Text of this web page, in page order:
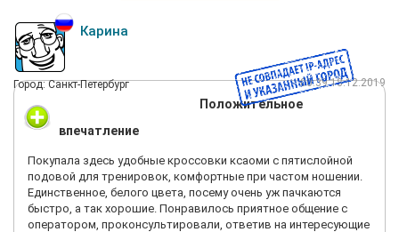
Карина
Город: Санкт-Петербург 00:39 18.12.2019
Положительное
впечатление
Покупала здесь удобные кроссовки ксаоми с пятислойной
подовой для тренировок, комфортные при частом ношении.
Единственное, белого цвета, посему очень уж пачкаются
быстро, а так хорошие. Понравилось приятное общение с
оператором, проконсультировали, ответив на интересующие